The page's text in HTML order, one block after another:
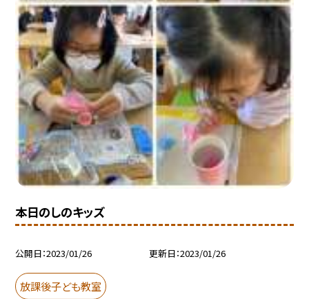
本日のしのキッズ
公開日 2023/01/26 更新日 2023/01/26
放課後子ども教室